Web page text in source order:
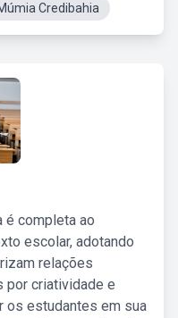
Credibahia
é completa ao
escolar, adotando
relações
por criatividade e
os estudantes em sua